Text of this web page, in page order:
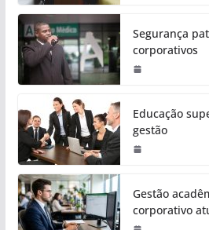
Segurança
corporativos
Educação
gestão
Gestão
corporativo